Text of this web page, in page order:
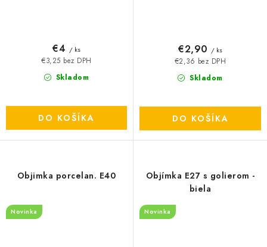
Skladom
€3,25 bez DPH
€4 / ks
DO KOŠÍKA
Skladom
€2,36 bez DPH
€2,90 / ks
DO KOŠÍKA
Objimka porcelan. E40
Novinka
Objímka E27 s golierom -
biela
Novinka